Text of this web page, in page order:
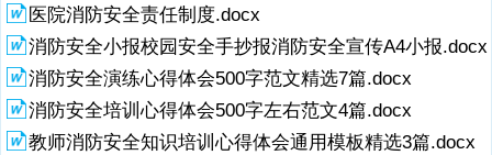
言,我们知道火灾危险性大，但在日常工作中我们要怎么来预防呢？,消
防基本常识,消防设施器材标志及使用方法,发生火警时的处理方法及如
何自救逃生,1,2,3,消防的基本常识,消防工作任务,预防火灾和减少火灾
危害，保护人身、公共财产和顾客财产安全，保障正常生产生活秩序！,
消防工作的原则,消防
2、工作概述,坚持专门机关与群众相结合的原则，实行防火安全责任制,
展开阅读全文
医院消防安全责任制度.docx
消防安全小报校园安全手抄报消防安全宣传A4小报.docx
消防安全演练心得体会500字范文精选7篇.docx
消防安全培训心得体会500字左右范文4篇.docx
教师消防安全知识培训心得体会通用模板精选3篇.docx